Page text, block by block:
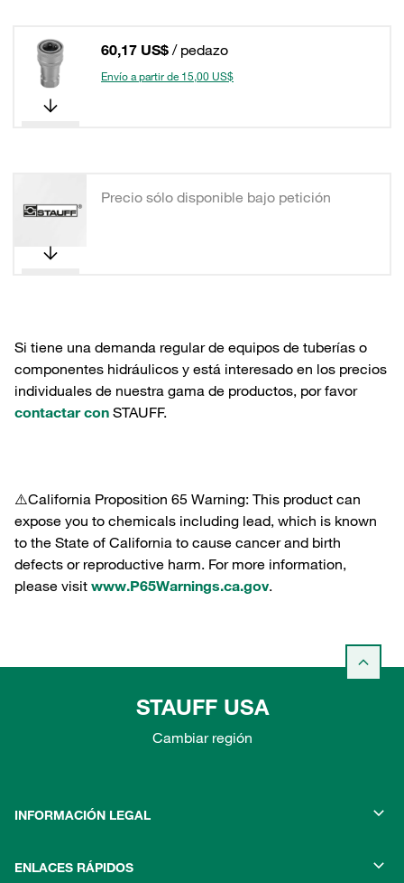
60,17 US$ / pedazo
Envío a partir de 15,00 US$
Precio sólo disponible bajo petición
Si tiene una demanda regular de equipos de tuberías o
componentes hidráulicos y está interesado en los precios
individuales de nuestra gama de productos, por favor
contactar con STAUFF.
⚠️California Proposition 65 Warning: This product can
expose you to chemicals including lead, which is known
to the State of California to cause cancer and birth
defects or reproductive harm. For more information,
please visit www.P65Warnings.ca.gov.
STAUFF USA
Cambiar región
INFORMACIÓN LEGAL
ENLACES RÁPIDOS